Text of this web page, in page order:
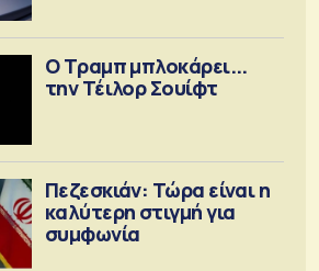
Ο Τραμπ μπλοκάρει...
την Τέιλορ Σουίφτ
Πεζεσκιάν: Τώρα είναι η
καλύτερη στιγμή για
συμφωνία